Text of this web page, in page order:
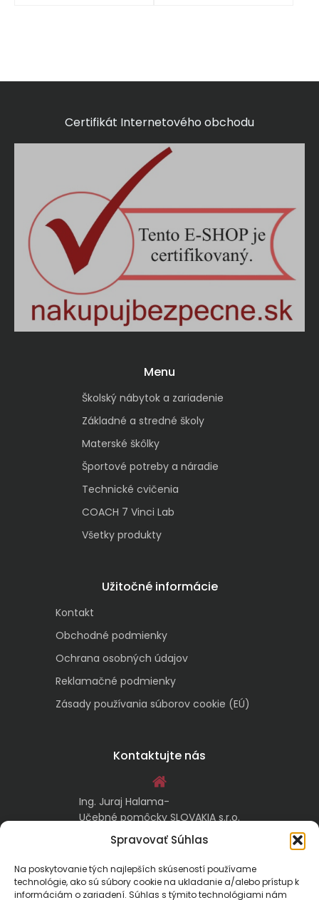
Spravovať Súhlas
Na poskytovanie tých najlepších skúseností používame
technológie, ako sú súbory cookie na ukladanie a/alebo prístup k
informáciám o zariadení. Súhlas s týmito technológiami nám
Certifikát Internetového obchodu
Menu
Školský nábytok a zariadenie
Základné a stredné školy
Materské škôlky
Športové potreby a náradie
Technické cvičenia
COACH 7 Vinci Lab
Všetky produkty
Užitočné informácie
Kontakt
Obchodné podmienky
Ochrana osobných údajov
Reklamačné podmienky
Zásady používania súborov cookie (EÚ)
Kontaktujte nás
Ing. Juraj Halama-
Učebné pomôcky SLOVAKIA s.r.o.
Malachovská 17/A
974 05 Banská Bystrica
kontakt@ucebnepomockyslovakia.sk